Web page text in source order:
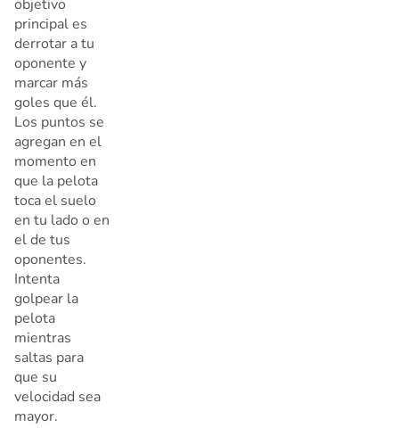
objetivo
principal es
derrotar a tu
oponente y
marcar más
goles que él.
Los puntos se
agregan en el
momento en
que la pelota
toca el suelo
en tu lado o en
el de tus
oponentes.
Intenta
golpear la
pelota
mientras
saltas para
que su
velocidad sea
mayor.